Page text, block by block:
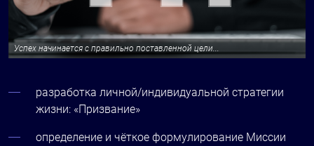
Успех начинается с правильно поставленной цели...
разработка личной/индивидуальной стратегии
жизни: «Призвание»
определение и чёткое формулирование Миссии